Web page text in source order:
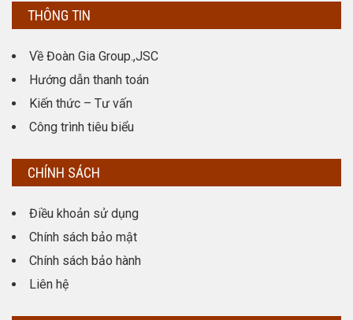
THÔNG TIN
Về Đoàn Gia Group.,JSC
Hướng dẫn thanh toán
Kiến thức – Tư vấn
Công trình tiêu biểu
CHÍNH SÁCH
Điều khoản sử dụng
Chính sách bảo mật
Chính sách bảo hành
Liên hệ